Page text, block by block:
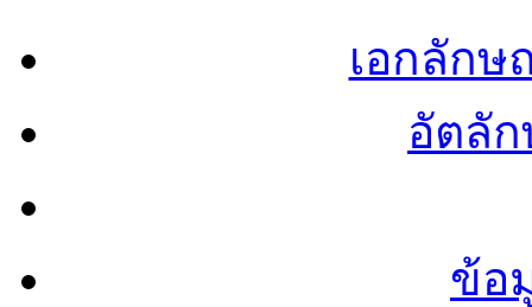
เอกลัก
อัตลั
ข้อ